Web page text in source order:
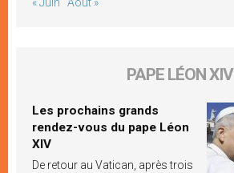
PAPE LÉON XIV
Les prochains grands
rendez-vous du pape Léon
XIV
De retour au Vatican, après trois